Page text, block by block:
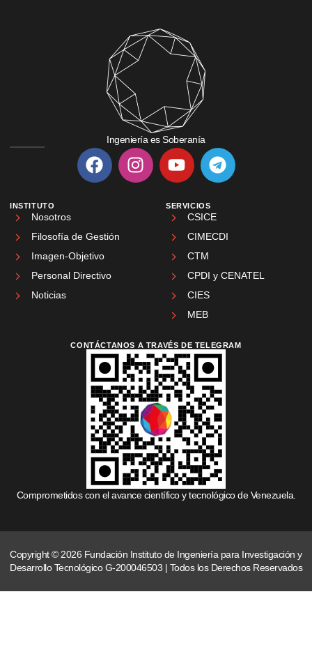
Ingeniería es Soberanía
INSTITUTO
Nosotros
Filosofía de Gestión
Imagen-Objetivo
Personal Directivo
Noticias
SERVICIOS
CSICE
CIMECDI
CTM
CPDI y CENATEL
CIES
MEB
CONTÁCTANOS A TRAVÉS DE TELEGRAM
Comprometidos con el avance científico y tecnológico de Venezuela.
Copyright © 2026 Fundación Instituto de Ingeniería para Investigación y
Desarrollo Tecnológico G-200046503 | Todos los Derechos Reservados